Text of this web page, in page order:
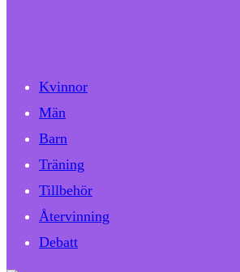
Kvinnor
Män
Barn
Träning
Tillbehör
Återvinning
Debatt